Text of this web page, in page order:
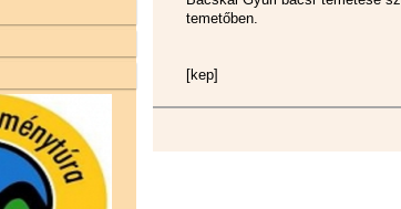
temetőben.
[kep]